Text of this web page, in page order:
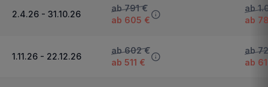
2.4.26 - 31.10.26
ab 791 €
ab 605 €
ab
ab
1.11.26 - 22.12.26
ab 602 €
ab 511 €
ab
ab